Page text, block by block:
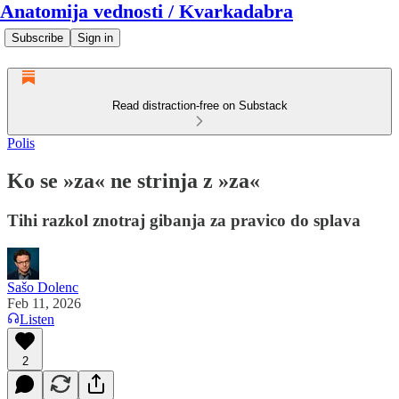
Anatomija vednosti / Kvarkadabra
Subscribe Sign in
Read distraction-free on Substack
Polis
Ko se »za« ne strinja z »za«
Tihi razkol znotraj gibanja za pravico do splava
Sašo Dolenc
Feb 11, 2026
Listen
2